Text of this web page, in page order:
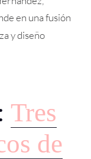
en una fusión
y diseño
Tres
de